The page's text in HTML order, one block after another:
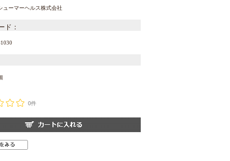
ューマーヘルス株式会社
ド：
0件